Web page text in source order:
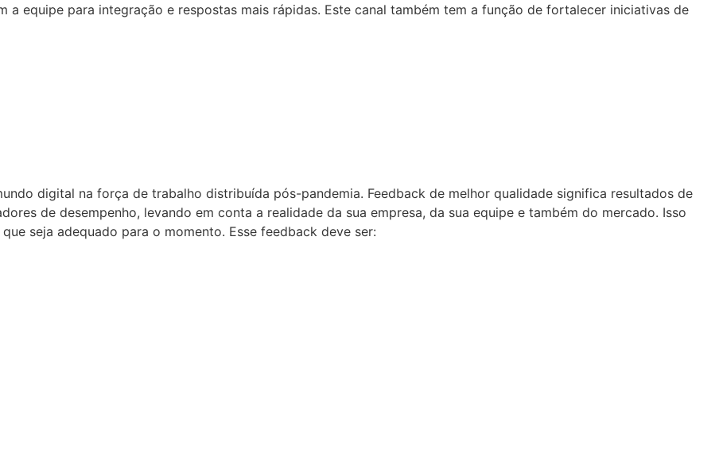
a equipe para integração e respostas mais rápidas. Este canal também tem a função de fortalecer iniciativas de
digital na força de trabalho distribuída pós-pandemia. Feedback de melhor qualidade significa resultados de
de desempenho, levando em conta a realidade da sua empresa, da sua equipe e também do mercado. Isso
seja adequado para o momento. Esse feedback deve ser: